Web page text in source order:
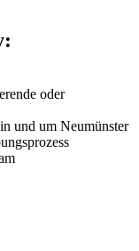
oder
und um Neumünster